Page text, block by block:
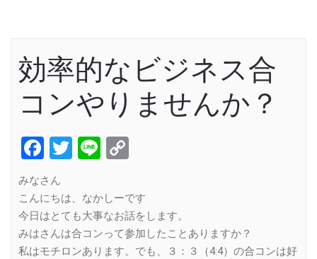
効率的なビジネス合
コンやりませんか？
Facebook
Twitter
Line
みなさん
こんにちは、なかしーです
今日はとても大事なお話をします。
みはさんは合コンって参加したことありますか？
私はモチロンあります。でも、３：３（4:4）の合コンは好